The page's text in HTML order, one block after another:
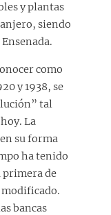
y plantas
siendo
como
y 1938, se
tal
La
su forma
ha tenido
primera de
modificado.
bancas